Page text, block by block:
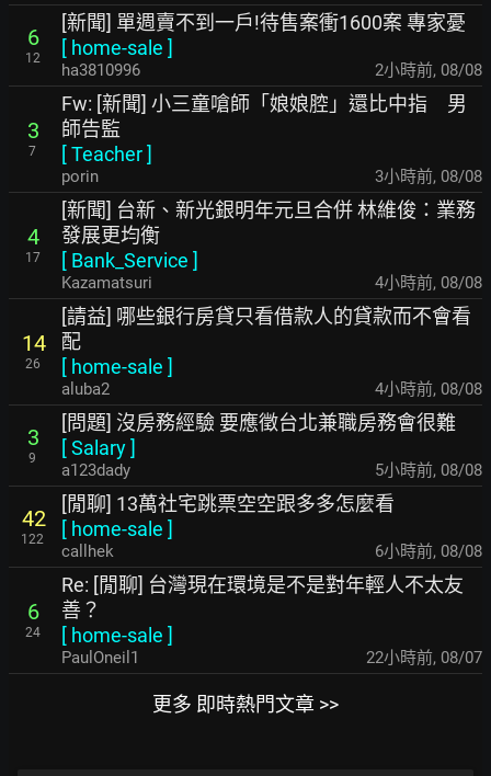
6
12
[新聞] 單週賣不到一戶!待售案衝1600案 專家憂
[ home-sale ]
ha3810996 2小時前, 08/08
3
7
Fw: [新聞] 小三童嗆師「娘娘腔」還比中指 男
師告監
[Teacher]
porin 3小時前, 08/08
4
17
[新聞] 台新、新光銀明年元旦合併 林維俊：業務
發展更均衡
[ Bank_Service ]
Kazamatsuri 4小時前, 08/08
14
26
[請益] 哪些銀行房貸只看借款人的貸款而不會看
配
[ home-sale ]
aluba2 4小時前, 08/08
3
9
[問題] 沒房務經驗 要應徵台北兼職房務會很難
[Salary]
a123dady 5小時前, 08/08
42
122
[閒聊] 13萬社宅跳票空空跟多多怎麼看
[ home-sale ]
callhek 6小時前, 08/08
6
24
Re: [閒聊] 台灣現在環境是不是對年輕人不太友
善？
[ home-sale ]
PaulOneil1 22小時前, 08/07
更多 即時熱門文章 >>